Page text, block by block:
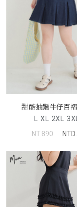
甜酷抽鬚牛仔百
L XL 2XL
NT.890